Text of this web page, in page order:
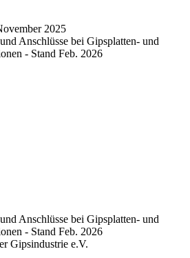
2025
Anschlüsse bei Gipsplatten- und
- Stand Feb. 2026
Anschlüsse bei Gipsplatten- und
- Stand Feb. 2026
Gipsindustrie e.V.